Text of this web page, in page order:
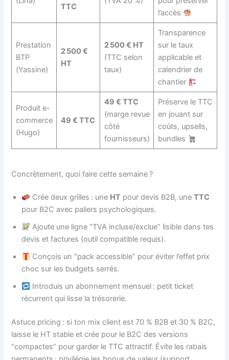
TTC
l’accès
Prestation
BTP
(Yassine)
2 500 €
HT
2 500 € HT
(TTC selon
taux)
Transparence
sur le taux
applicable et
calendrier de
chantier
Produit e-
commerce
(Hugo)
49 € TTC
49 € TTC
(marge revue
côté
fournisseurs)
Préserve le TTC
en jouant sur
coûts, upsells,
bundles
Concrètement, quoi faire cette semaine ?
Crée deux grilles : une HT pour devis B2B, uneTTC
pour B2C avec paliers psychologiques.
Ajoute une ligne “TVA incluse/exclue” lisible dans tes
devis et factures (outil compatible requis).
Conçois un “pack accessible” pour éviter l’effet prix
choc sur les budgets serrés.
Introduis un abonnement mensuel : petit ticket
récurrent qui lisse la trésorerie.
Astuce pricing : si ton mix client est 70 % B2B et 30 % B2C,
laisse le HT stable et crée pour le B2C des versions
“compactes” pour garder le TTC attractif. Évite les rabais